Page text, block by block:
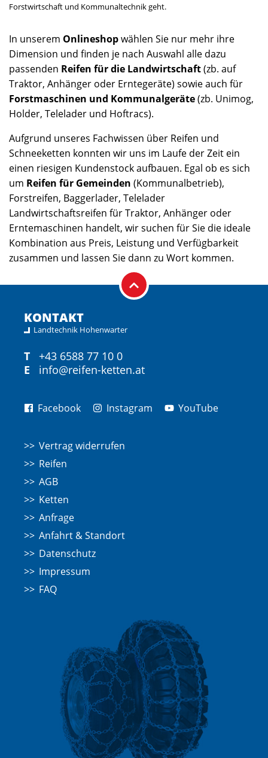
Forstwirtschaft und Kommunaltechnik geht.
In unserem Onlineshopwählen Sie nur mehr ihre
Dimension und finden je nach Auswahl alle dazu
passenden Reifen für die Landwirtschaft(zb. auf
Traktor, Anhänger oder Erntegeräte) sowie auch für
Forstmaschinen und Kommunalgeräte(zb. Unimog,
Holder, Telelader und Hoftracs).
Aufgrund unseres Fachwissen über Reifen und
Schneeketten konnten wir uns im Laufe der Zeit ein
einen riesigen Kundenstock aufbauen. Egal ob es sich
um Reifen für Gemeinden (Kommunalbetrieb),
Forstreifen, Baggerlader, Telelader
Landwirtschaftsreifen für Traktor, Anhänger oder
Erntemaschinen handelt, wir suchen für Sie die ideale
Kombination aus Preis, Leistung und Verfügbarkeit
zusammen und lassen Sie dann zu Wort kommen.
KONTAKT
Landtechnik Hohenwarter
T
+43 6588 77 10 0
E
info@reifen-ketten.at
Facebook Instagram YouTube
Vertrag widerrufen
Reifen
AGB
Ketten
Anfrage
Anfahrt & Standort
Datenschutz
Impressum
FAQ